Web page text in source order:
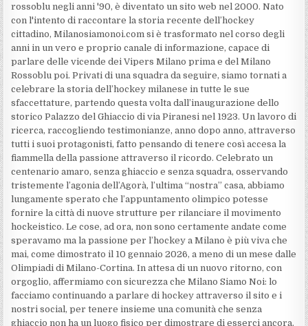
rossoblu negli anni '90, è diventato un sito web nel 2000. Nato
con l'intento di raccontare la storia recente dell’hockey
cittadino, Milanosiamonoi.com si è trasformato nel corso degli
anni in un vero e proprio canale di informazione, capace di
parlare delle vicende dei Vipers Milano prima e del Milano
Rossoblu poi. Privati di una squadra da seguire, siamo tornati a
celebrare la storia dell’hockey milanese in tutte le sue
sfaccettature, partendo questa volta dall’inaugurazione dello
storico Palazzo del Ghiaccio di via Piranesi nel 1923. Un lavoro di
ricerca, raccogliendo testimonianze, anno dopo anno, attraverso
tutti i suoi protagonisti, fatto pensando di tenere così accesa la
fiammella della passione attraverso il ricordo. Celebrato un
centenario amaro, senza ghiaccio e senza squadra, osservando
tristemente l’agonia dell’Agorà, l’ultima “nostra” casa, abbiamo
lungamente sperato che l’appuntamento olimpico potesse
fornire la città di nuove strutture per rilanciare il movimento
hockeistico. Le cose, ad ora, non sono certamente andate come
speravamo ma la passione per l’hockey a Milano è più viva che
mai, come dimostrato il 10 gennaio 2026, a meno di un mese dalle
Olimpiadi di Milano-Cortina. In attesa di un nuovo ritorno, con
orgoglio, affermiamo con sicurezza che Milano Siamo Noi: lo
facciamo continuando a parlare di hockey attraverso il sito e i
nostri social, per tenere insieme una comunità che senza
ghiaccio non ha un luogo fisico per dimostrare di esserci ancora.